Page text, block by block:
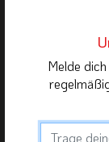
Melde